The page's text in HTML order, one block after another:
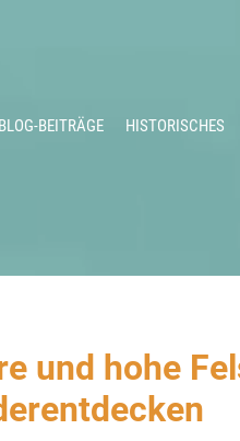
BLOG-BEITRÄGE HISTORISCHES
und hohe